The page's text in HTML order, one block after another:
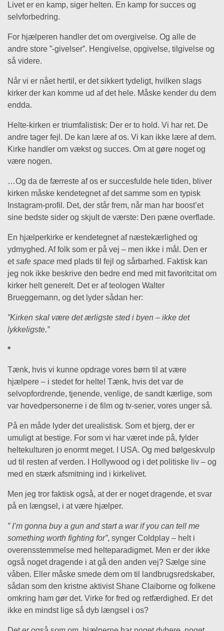
Livet er en kamp, siger helten. En kamp for succes og
selvforbedring.
For hjælperen handler det om overgivelse. Og alle de
andre store ”-givelser”. Hengivelse, opgivelse, tilgivelse og
så videre.
Når vi er nået hertil, er det sikkert tydeligt, hvilken slags
kirker der kan komme ud af det hele. Måske kender du dem
endda.
Helte-kirken er triumfalistisk: Der er to hold. Vi har ret. De
andre tager fejl. De kan lære af os. Vi kan ikke lære af dem.
Kirke handler om vækst og succes. Om at gøre noget og
være nogen.
…Og da de færreste af os er succesfulde hele tiden, bliver
kirken måske kendetegnet af det samme som en typisk
Instagram-profil. Det, der står frem, når man har boost’et
sine bedste sider og skjult de værste: Den pæne overflade.
En hjælperkirke er kendetegnet af næstekærlighed og
ydmyghed. Af folk som er på vej – men ikke i mål. Den er
etsafe space med plads til fejl og sårbarhed. Faktisk kan
jeg nok ikke beskrive den bedre end med mit favoritcitat om
kirker helt generelt. Det er af teologen Walter
Brueggemann, og det lyder sådan her:
”Kirken skal være det ærligste sted i byen – ikke det
lykkeligste.”
*
Tænk, hvis vi kunne opdrage vores børn til at være
hjælpere – i stedet for helte! Tænk, hvis det var de
selvopfordrende, tjenende, venlige, de sandt kærlige, som
var hovedpersonerne i de film og tv-serier, vores unger så.
På en måde lyder det urealistisk. Som et bjerg, der er
umuligt at bestige. For som vi har været inde på, fylder
heltekulturen jo enormt meget. I USA. Og med bølgeskvulp
ud til resten af verden. I Hollywood og i det politiske liv – og
med en stærk afsmitning ind i kirkelivet.
Men jeg tror faktisk også, at der er noget dragende, et svar
på en længsel, i at være hjælper.
” I’m gonna buy a gun and start a war if you can tell me
something worth fighting for”, synger Coldplay – helt i
overensstemmelse med helteparadigmet. Men er der ikke
også noget dragende i at gå den anden vej? Sælge sine
våben. Eller måske smede dem om til landbrugsredskaber,
sådan som den kristne aktivist Shane Claiborne og folkene
omkring ham gør det. Virke for fred og retfærdighed. Er det
ikke en mindst lige så dyb længsel i os?